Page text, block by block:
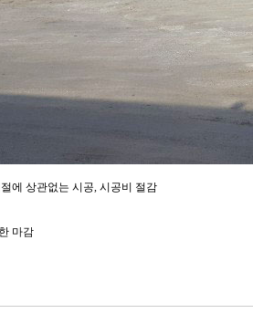
에 상관없는 시공, 시공비 절감
마감